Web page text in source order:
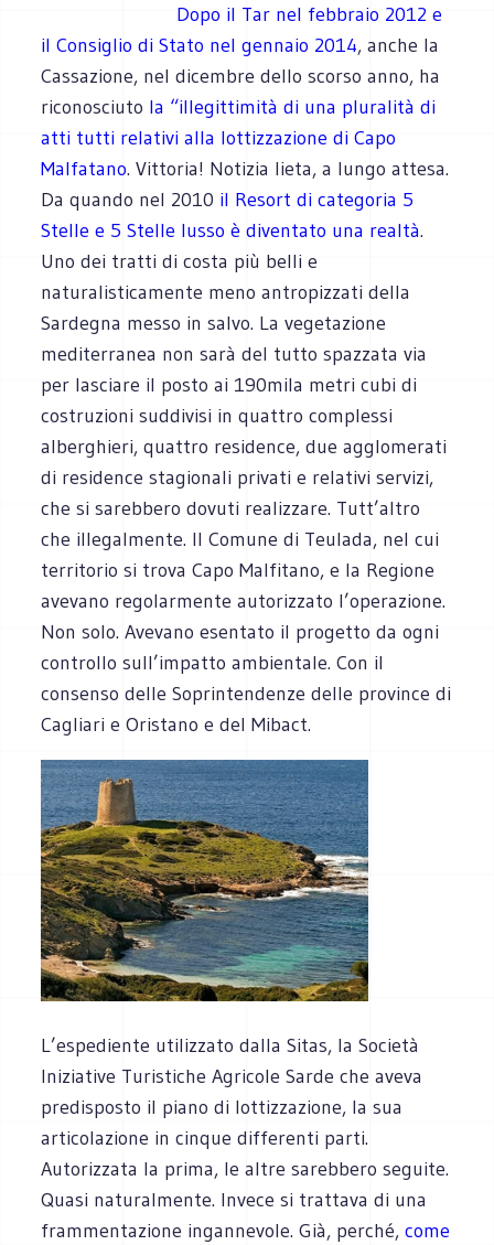
Dopo il Tar nel febbraio 2012 e
il Consiglio di Stato nel gennaio 2014, anche la
Cassazione, nel dicembre dello scorso anno, ha
riconosciuto la “illegittimità di una pluralità di
atti tutti relativi alla lottizzazione di Capo
Malfatano. Vittoria! Notizia lieta, a lungo attesa.
Da quando nel 2010 il Resort di categoria 5
Stelle e 5 Stelle lusso è diventato una realtà.
Uno dei tratti di costa più belli e
naturalisticamente meno antropizzati della
Sardegna messo in salvo. La vegetazione
mediterranea non sarà del tutto spazzata via
per lasciare il posto ai 190mila metri cubi di
costruzioni suddivisi in quattro complessi
alberghieri, quattro residence, due agglomerati
di residence stagionali privati e relativi servizi,
che si sarebbero dovuti realizzare. Tutt’altro
che illegalmente. Il Comune di Teulada, nel cui
territorio si trova Capo Malfitano, e la Regione
avevano regolarmente autorizzato l’operazione.
Non solo. Avevano esentato il progetto da ogni
controllo sull’impatto ambientale. Con il
consenso delle Soprintendenze delle province di
Cagliari e Oristano e del Mibact.
L’espediente utilizzato dalla Sitas, la Società
Iniziative Turistiche Agricole Sarde che aveva
predisposto il piano di lottizzazione, la sua
articolazione in cinque differenti parti.
Autorizzata la prima, le altre sarebbero seguite.
Quasi naturalmente. Invece si trattava di una
frammentazione ingannevole. Già, perché,come